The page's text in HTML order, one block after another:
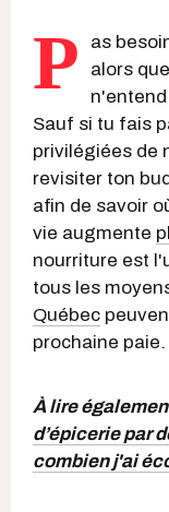
P
as
alors
Sauf si tu fais
privilégiées de
revisiter ton
afin de savoir
vie augmente
nourriture est
tous les
Québec
prochaine paie.
À lire
d’épicerie par
combien j'ai